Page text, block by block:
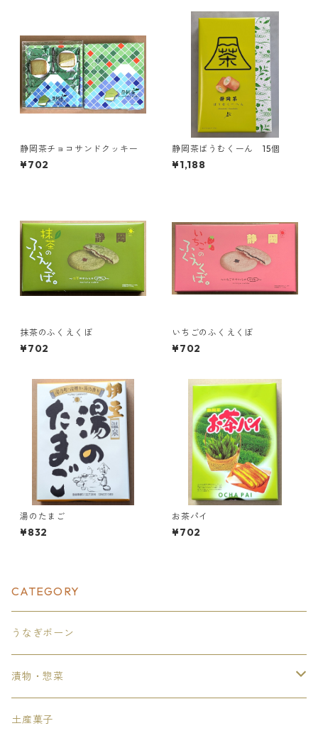
静岡茶チョコサンドクッキー
¥702
静岡茶ばうむくーん 15個
¥1,188
抹茶のふくえくぼ
¥702
いちごのふくえくぼ
¥702
湯のたまご
¥832
お茶パイ
¥702
CATEGORY
うなぎボーン
漬物・惣菜
漬物
土産菓子